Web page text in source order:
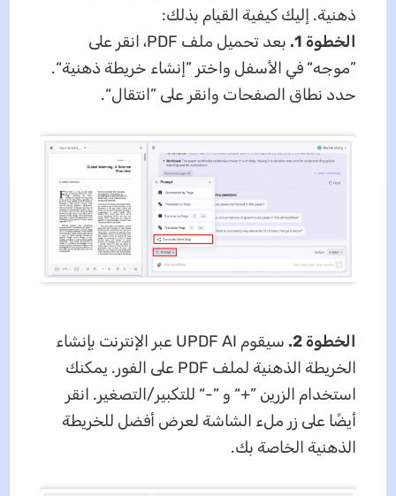
ذهنية. إليك كيفية القيام بذلك:
الخطوة 1.
بعد تحميل ملف PDF، انقر على
”موجه“ في الأسفل واختر ”إنشاء خريطة ذهنية“.
حدد نطاق الصفحات وانقر على ”انتقال“.
الخطوة 2.
سيقوم UPDF AI عبر الإنترنت بإنشاء
الخريطة الذهنية لملف PDF على الفور. يمكنك
استخدام الزرين ”+“ و ”-“ للتكبير/التصغير. انقر
أيضًا على زر ملء الشاشة لعرض أفضل للخريطة
الذهنية الخاصة بك.